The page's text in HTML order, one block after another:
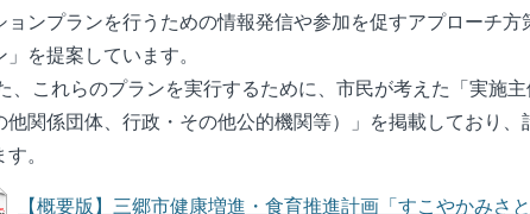
ョンプランを行うための情報発信や参加を促すアプローチ
」を提案しています。
、これらのプランを実行するために、市民が考えた「実施
他関係団体、行政・その他公的機関等）」を掲載しており
す。
【概要版】三郷市健康増進・食育推進計画「すこやかみさ